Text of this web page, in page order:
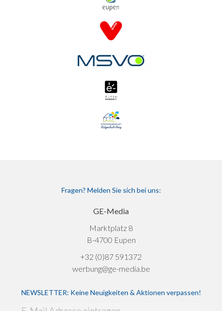
Fragen? Melden Sie sich bei uns:
GE-Media
Marktplatz 8
B-4700 Eupen
+32 (0)87 591372
werbung@ge-media.be
NEWSLETTER: Keine Neuigkeiten & Aktionen verpassen!